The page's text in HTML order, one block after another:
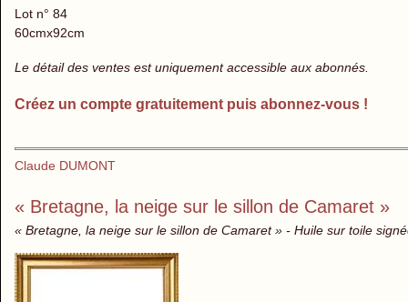
Lot n° 84
60cmx92cm
Le détail des ventes est uniquement accessible aux abonnés.
Créez un compte gratuitement puis abonnez-vous !
Claude DUMONT
« Bretagne, la neige sur le sillon de Camaret »
« Bretagne, la neige sur le sillon de Camaret » - Huile sur toile